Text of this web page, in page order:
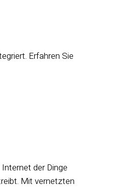
Erfahren Sie
der Dinge
Mit vernetzten